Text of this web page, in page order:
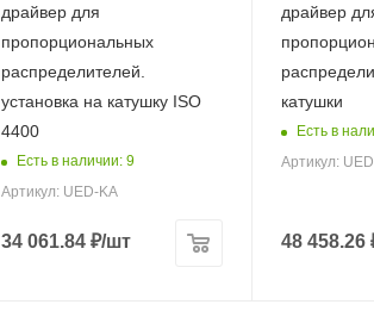
драйвер для
пропорциональных
распределителей.
установка на катушку ISO
4400
Есть в наличии: 9
Артикул: UED-KA
34 061.84₽/шт
драйвер
катушки
Есть в
Артикул:
48 458.26